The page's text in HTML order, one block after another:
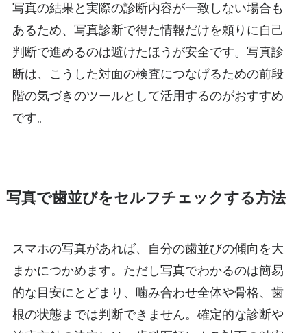
写真の結果と実際の診断内容が一致しない場合も
あるため、写真診断で得た情報だけを頼りに自己
判断で進めるのは避けたほうが安全です。写真診
断は、こうした対面の検査につなげるための前段
階の気づきのツールとして活用するのがおすすめ
です。
写真で歯並びをセルフチェックする方法
スマホの写真があれば、自分の歯並びの傾向を大
まかにつかめます。ただし写真でわかるのは簡易
的な目安にとどまり、噛み合わせ全体や骨格、歯
根の状態までは判断できません。確定的な診断や